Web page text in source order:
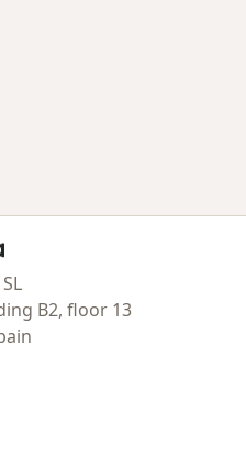
B2, floor 13